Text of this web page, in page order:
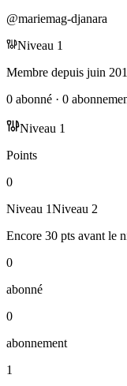
@mariemag-djanara
Niveau 1
Membre depuis juin
0 abonné · 0
Niveau 1
Points
0
Niveau 1Niveau 2
Encore 30 pts avant le
0
abonné
0
abonnement
1